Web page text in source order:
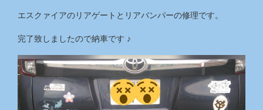
エスクァイアのリアゲートとリアバンパーの修理です。
完了致しましたので納車です ♪